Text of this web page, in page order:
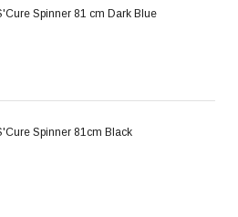
Spinner 81 cm Dark Blue
Spinner 81cm Black